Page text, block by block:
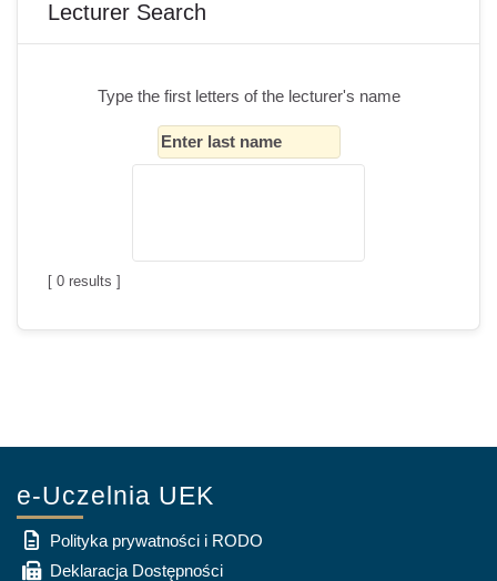
Lecturer Search
Type the first letters of the lecturer's name
[ 0 results ]
e-Uczelnia UEK
Polityka prywatności i RODO
Deklaracja Dostępności